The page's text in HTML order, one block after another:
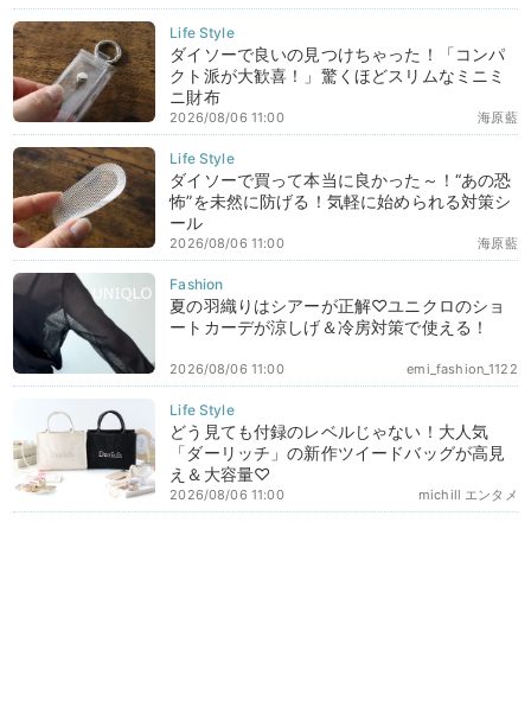
ダイソーで良いの見つけちゃった！「コンパ
クト派が大歓喜！」驚くほどスリムなミニミ
ニ財布
海原藍
2026/08/06 11:00
ダイソーで買って本当に良かった～！“あの恐
怖”を未然に防げる！気軽に始められる対策シ
ール
海原藍
2026/08/06 11:00
夏の羽織りはシアーが正解♡ユニクロのショ
ートカーデが涼しげ＆冷房対策で使える！
emi_fashion_1122
2026/08/06 11:00
どう見ても付録のレベルじゃない！大人気
「ダーリッチ」の新作ツイードバッグが高見
え＆大容量♡
michill エンタメ
2026/08/06 11:00